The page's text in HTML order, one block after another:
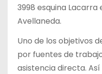
3998 esquina Lacarra
Avellaneda.
Uno de los objetivos
por fuentes de
asistencia directa.